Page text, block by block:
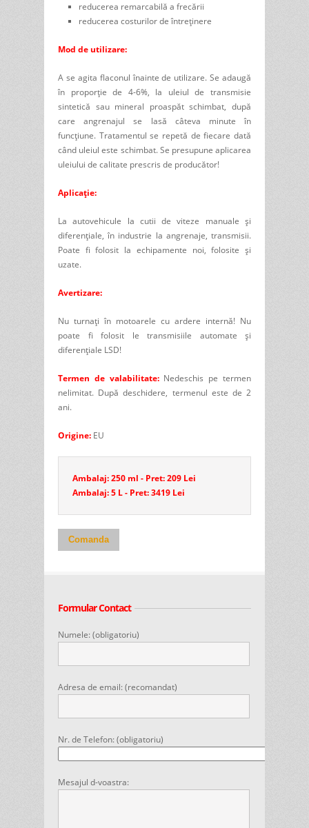
reducerea remarcabilă a frecării
reducerea costurilor de întreținere
Mod de utilizare:
A se agita flaconul înainte de utilizare. Se adaugă
în proporţie de 4-6%, la uleiul de transmisie
sintetică sau mineral proaspăt schimbat, după
care angrenajul se lasă câteva minute în
funcţiune. Tratamentul se repetă de fiecare dată
când uleiul este schimbat. Se presupune aplicarea
uleiului de calitate prescris de producător!
Aplicaţie:
La autovehicule la cutii de viteze manuale şi
diferenţiale, în industrie la angrenaje, transmisii.
Poate fi folosit la echipamente noi, folosite şi
uzate.
Avertizare:
Nu turnați în motoarele cu ardere internă! Nu
poate fi folosit le transmisiile automate şi
diferenţiale LSD!
Termen de valabilitate:Nedeschis pe termen
nelimitat. După deschidere, termenul este de 2
ani.
Origine: EU
Ambalaj: 250 ml - Pret: 209 Lei
Ambalaj: 5 L - Pret: 3419 Lei
Comanda
Formular Contact
Numele: (obligatoriu)
Adresa de email: (recomandat)
Nr. de Telefon: (obligatoriu)
Mesajul d-voastra: